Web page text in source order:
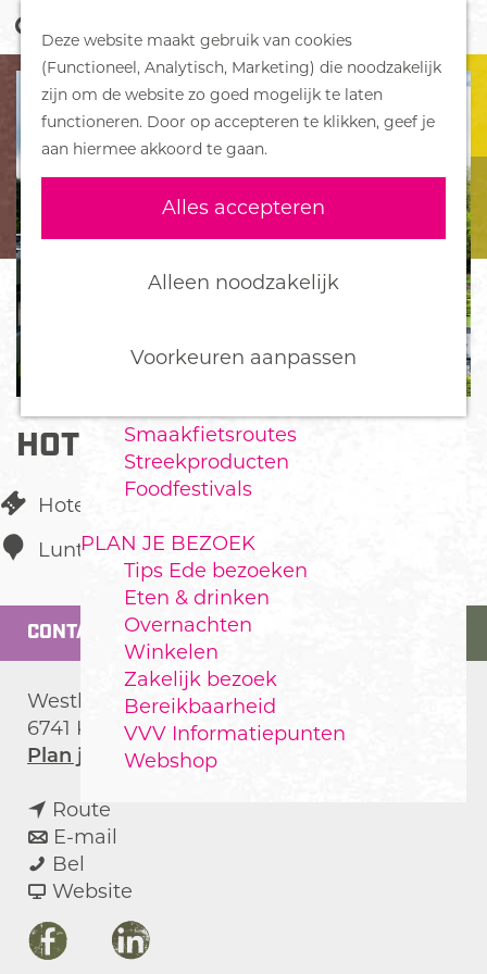
Deze website maakt gebruik van cookies
(Functioneel, Analytisch, Marketing) die noodzakelijk
zijn om de website zo goed mogelijk te laten
functioneren. Door op accepteren te klikken, geef je
aan hiermee akkoord te gaan.
Alles accepteren
Alleen noodzakelijk
Voorkeuren aanpassen
G
r
d
e
o
m
e
p
a
g
e
o
e
k
e
n
M
e
n
u
DORPEN
Bennekom
De Klomp
Deelen
Ederveen
Harskamp
Hoenderloo
Wekerom
Smaakfietsroutes
Streekproducten
Foodfestivals
PLAN JE BEZOEK
Tips Ede bezoeken
Eten & drinken
Overnachten
Winkelen
Zakelijk bezoek
Bereikbaarheid
VVV Informatiepunten
Webshop
HOTEL DE WERELT
Hotel
Lunteren
CONTACT
Westhofflaan 2
6741 KH
Lunteren
Plan je routen
Route
a
r
H
o
E-mail
a
r
H
Bel
o
Website
a
n
F
L